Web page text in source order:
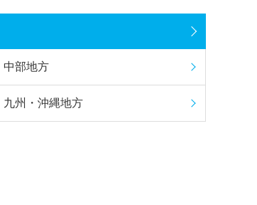
中部地方
九州・沖縄地方